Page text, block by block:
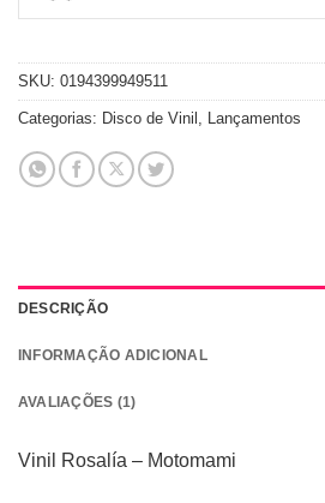
SKU: 0194399949511
Categorias: Disco de Vinil Lançamentos
DESCRIÇÃO
INFORMAÇÃO ADICIONAL
AVALIAÇÕES (1)
Vinil Rosalía – Motomami